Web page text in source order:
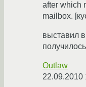
after which
mailbox.
выставил
Outlaw
22.09.2010